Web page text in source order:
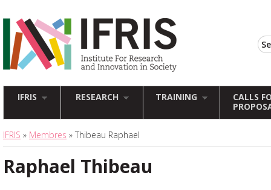
IFRIS RESEARCH TRAINING
CALLS
IFRIS » Membres » Thibeau Raphael
Raphael Thibeau